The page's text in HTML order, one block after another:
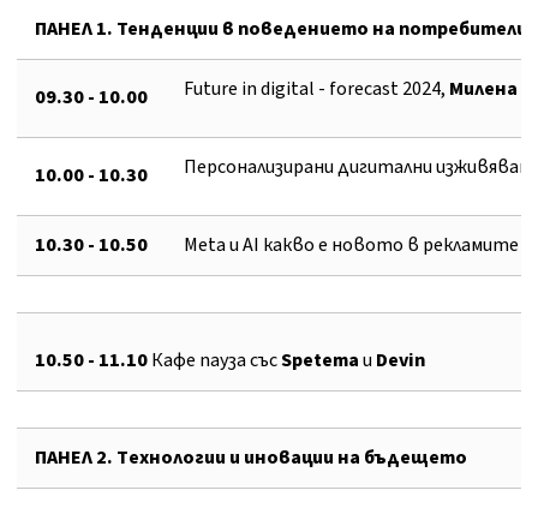
ПАНЕЛ 1. Тенденции в поведението на
09.30 - 10.00 Future in digital - forecast 2024, Mилена
10.00 - 10.30 Персонализирани дигитални
10.30 - 10.50 Meta и AI какво e новото в рекламите
10.50 - 11.10Кафе пауза съсSpetemaиDevin
ПАНЕЛ 2. Tехнологии и иновации на бъдещето